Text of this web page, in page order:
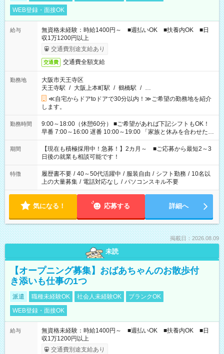
WEB登録・面接OK
給与
無資格未経験：時給1400円～ ■週払いOK ■扶養内OK ■日
収1万1200円以上
交通費別途支給あり
交通費 交通費全額支給
勤務地
大阪市天王寺区
天王寺駅 / 大阪上本町駅 / 鶴橋駅 / …
≪自宅からドアtoドアで30分以内！≫ご希望の勤務地を紹介
します。
勤務時間
9:00～18:00（休憩60分） ■ご希望があれば下記シフトもOK！
早番 7:00～16:00 遅番 10:00～19:00 「家族と休みを合わせた
い」 「余裕を持って夕飯の準備がしたい」 「できれば残業はし
たくない」 など、ご希望を教えてくださいね。 ※Wワーク希望
の方へ 今ご覧のお仕事で希望する勤務時間と、もう1つのお仕事
の勤務時間。 合計で週40時間を超える場合は応募できません。
期間
【現在も積極採用中！急募！】2カ月～ ■ご応募から最短2～3
日後の就業も相談可能です！
特徴 履歴書不要 / 40～50代活躍中 / 服装自由 / シフト勤務 / 10名以
上の大量募集 / 電話対応なし / パソコンスキル不要
気になる！ 応募する 詳細へ
掲載日：2026.08.09
未読
【オープニング募集】おばあちゃんのお散歩付
き添いも仕事の1つ
派遣 職種未経験OK 社会人未経験OK
ブランクOK
WEB登録・面接OK
給与
無資格未経験：時給1400円～ ■週払いOK ■扶養内OK ■日
収1万1200円以上
交通費別途支給あり